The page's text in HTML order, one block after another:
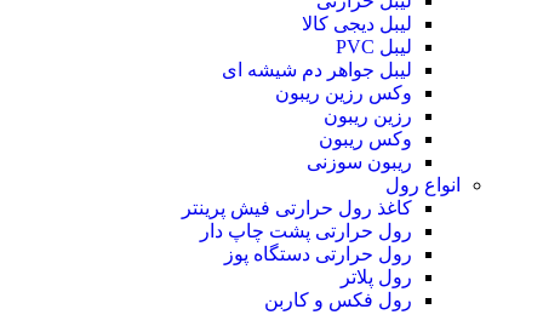
لیبل دیجی کالا
لیبل PVC
لیبل جواهر دم شیشه ای
وکس رزین ریبون
رزین ریبون
وکس ریبون
ریبون سوزنی
انواع رول
کاغذ رول حرارتی فیش پرینتر
رول حرارتی پشت چاپ دار
رول حرارتی دستگاه پوز
رول پلاتر
رول فکس و کاربن